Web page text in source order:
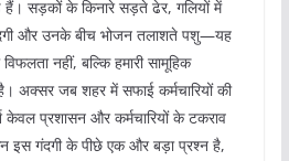
सड़कों के किनारे सड़ते ढेर, गलियों में
और उनके बीच भोजन तलाशते पशु—यह
नहीं, बल्कि हमारी सामूहिक
अक्सर जब शहर में सफाई कर्मचारियों की
केवल प्रशासन और कर्मचारियों के टकराव
इस गंदगी के पीछे एक और बड़ा प्रश्न है,